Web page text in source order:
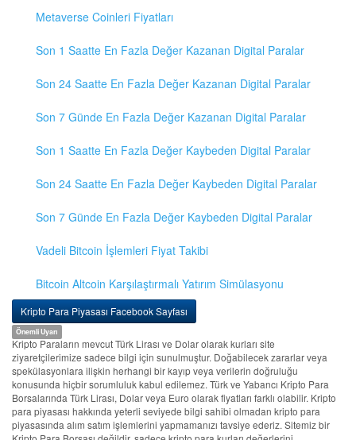
Metaverse Coinleri Fiyatları
Son 1 Saatte En Fazla Değer Kazanan Digital Paralar
Son 24 Saatte En Fazla Değer Kazanan Digital Paralar
Son 7 Günde En Fazla Değer Kazanan Digital Paralar
Son 1 Saatte En Fazla Değer Kaybeden Digital Paralar
Son 24 Saatte En Fazla Değer Kaybeden Digital Paralar
Son 7 Günde En Fazla Değer Kaybeden Digital Paralar
Vadeli Bitcoin İşlemleri Fiyat Takibi
Bitcoin Altcoin Karşılaştırmalı Yatırım Simülasyonu
Kripto Para Piyasası Facebook Sayfası
Önemli Uyarı
Kripto Paraların mevcut Türk Lirası ve Dolar olarak kurları site
ziyaretçilerimize sadece bilgi için sunulmuştur. Doğabilecek zararlar veya
spekülasyonlara ilişkin herhangi bir kayıp veya verilerin doğruluğu
konusunda hiçbir sorumluluk kabul edilemez. Türk ve Yabancı Kripto Para
Borsalarında Türk Lirası, Dolar veya Euro olarak fiyatları farklı olabilir. Kripto
para piyasası hakkında yeterli seviyede bilgi sahibi olmadan kripto para
piyasasında alım satım işlemlerini yapmamanızı tavsiye ederiz. Sitemiz bir